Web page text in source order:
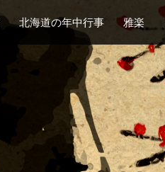
北海道の年中行事 雅楽